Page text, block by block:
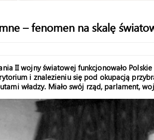
– fenomen na skalę
II wojny światowej funkcjonowało
i znalezieniu się pod okupacją
władzy. Miało swój rząd, parlament,